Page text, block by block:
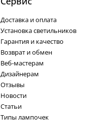
Доставка и оплата
Установка светильников
Гарантия и качество
Возврат и обмен
Веб-мастерам
Дизайнерам
Отзывы
Новости
Статьи
Типы лампочек